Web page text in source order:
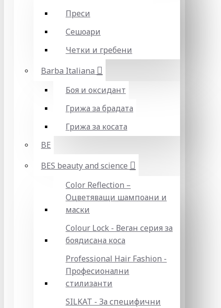
Преси
Сешоари
Четки и гребени
Barba Italiana
Боя и оксидант
Грижа за брадата
Грижа за косата
BE
BES beauty and science
Color Reflection –
Оцветяващи шампоани и
маски
Colour Lock - Веган серия за
боядисана коса
Professional Hair Fashion -
Професионални
стилизанти
SILKAT - За специфични